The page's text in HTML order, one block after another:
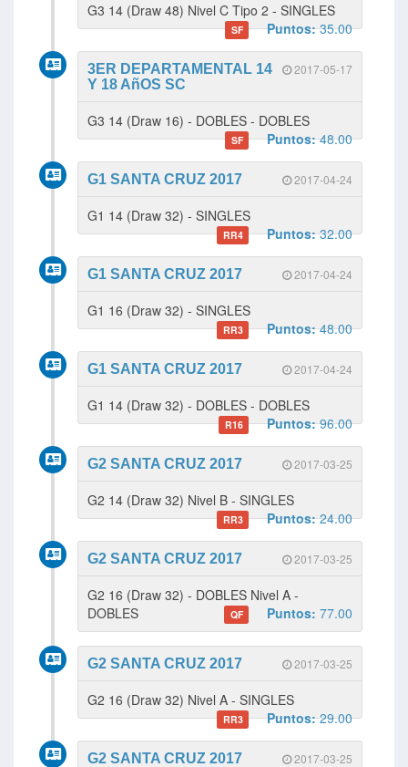
G3 14 (Draw 48) Nivel C Tipo 2 - SINGLES
SF Puntos:35.00
2017-05-17
3ER DEPARTAMENTAL 14
Y 18 AñOS SC
G3 14 (Draw 16) - DOBLES - DOBLES
SF Puntos:48.00
2017-04-24
G1 SANTA CRUZ 2017
G1 14 (Draw 32) - SINGLES
RR4 Puntos:32.00
2017-04-24
G1 SANTA CRUZ 2017
G1 16 (Draw 32) - SINGLES
RR3 Puntos:48.00
2017-04-24
G1 SANTA CRUZ 2017
G1 14 (Draw 32) - DOBLES - DOBLES
R16 Puntos:96.00
2017-03-25
G2 SANTA CRUZ 2017
G2 14 (Draw 32) Nivel B - SINGLES
RR3 Puntos:24.00
2017-03-25
G2 SANTA CRUZ 2017
G2 16 (Draw 32) - DOBLES Nivel A -
DOBLES
QF Puntos: 77.00
2017-03-25
G2 SANTA CRUZ 2017
G2 16 (Draw 32) Nivel A - SINGLES
RR3 Puntos:29.00
2017-03-25
G2 SANTA CRUZ 2017